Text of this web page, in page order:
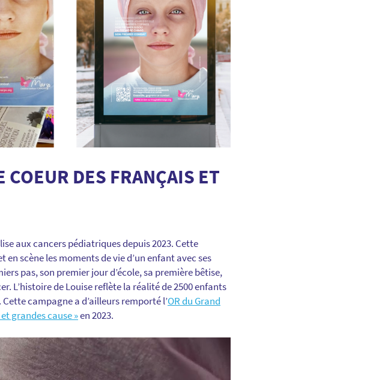
DES FRANÇAIS ET
aux cancers pédiatriques depuis 2023. Cette
scène les moments de vie d’un enfant avec ses
pas, son premier jour d’école, sa première bêtise,
L’histoire de Louise reflète la réalité de 2500 enfants
campagne a d’ailleurs remporté l’OR du Grand
grandes cause »en 2023.